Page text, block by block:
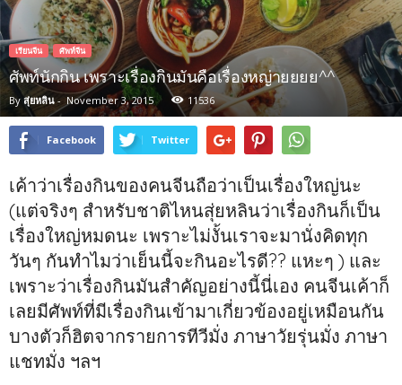
เรียนจีน ศัพท์จีน
ศัพท์นักกิน เพราะเรื่องกินมันคือเรื่องหญ่ายยยย^^
By สุ่ยหลิน- November 3, 2015 11536
Facebook Twitter
เค้าว่าเรื่องกินของคนจีนถือว่าเป็นเรื่องใหญ่นะ
(แต่จริงๆ สำหรับชาติไหนสุ่ยหลินว่าเรื่องกินก็เป็น
เรื่องใหญ่หมดนะ เพราะไม่งั้นเราจะมานั่งคิดทุก
วันๆ กันทำไมว่าเย็นนี้จะกินอะไรดี?? แหะๆ ) และ
เพราะว่าเรื่องกินมันสำคัญอย่างนี้นี่เอง คนจีนเค้าก็
เลยมีศัพท์ที่มีเรื่องกินเข้ามาเกี่ยวข้องอยู่เหมือนกัน
บางตัวก็ฮิตจากรายการทีวีมั่ง ภาษาวัยรุ่นมั่ง ภาษา
แชทมั่ง ฯลฯ